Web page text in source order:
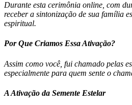
Durante esta cerimônia online, com
receber a sintonização de sua família
espiritual.
Por Que Criamos Essa Ativação?
Assim como você, fui chamado pelas
especialmente para quem sente o
A Ativação da Semente Estelar